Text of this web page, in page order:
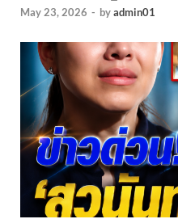
May 23, 2026 - byadmin01